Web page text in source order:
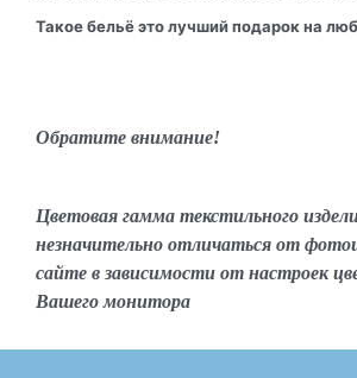
Такое бельё это лучший подарок на
Обратите внимание!
Цветовая гамма текстильного
незначительно отличаться от
сайте в зависимости от настроек
Вашего монитора